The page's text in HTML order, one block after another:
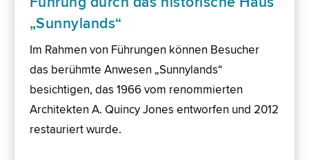
„Sunnylands“
Im Rahmen von Führungen können Besucher
das berühmte Anwesen „Sunnylands“
besichtigen, das 1966 vom renommierten
Architekten A. Quincy Jones entworfen und 2012
restauriert wurde.